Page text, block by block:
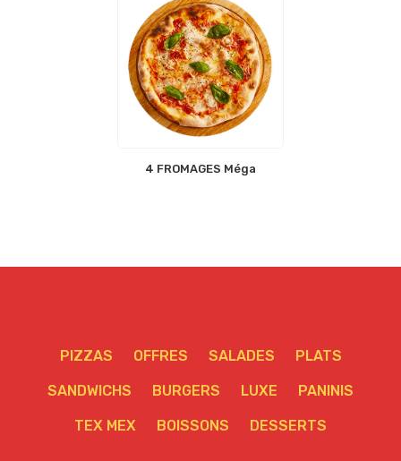
4 FROMAGES Méga
PIZZAS OFFRES SALADES PLATS
SANDWICHS BURGERS LUXE PANINIS
TEX MEX BOISSONS DESSERTS